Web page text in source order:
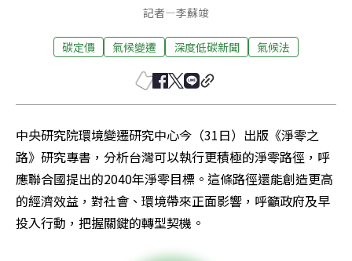
記者—李蘇竣
碳定價 氣候變遷 深度低碳新聞 氣候法
中央研究院環境變遷研究中心今（31日）出版《淨零之
路》研究專書，分析台灣可以執行更積極的淨零路徑，呼
應聯合國提出的2040年淨零目標。這條路徑還能創造更高
的經濟效益，對社會、環境帶來正面影響，呼籲政府及早
投入行動，把握關鍵的轉型契機。